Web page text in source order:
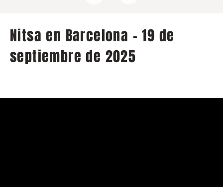
Nitsa en Barcelona - 19 de
septiembre de 2025